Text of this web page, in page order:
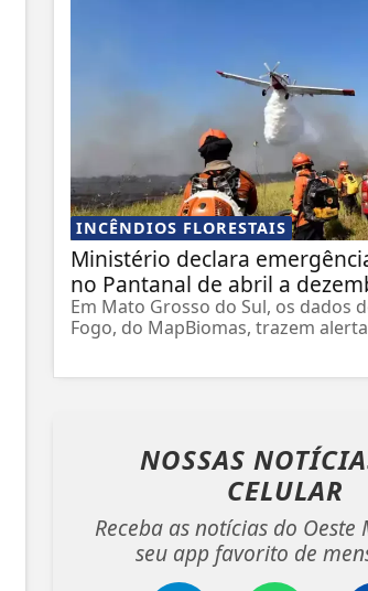
INCÊNDIOS FLORESTAIS
Ministério declara
no Pantanal de abril a
Em Mato Grosso do Sul, os dados
Fogo, do MapBiomas, trazem
NOSSAS
CELULAR
Receba as notícias do Oeste
seu app favorito de